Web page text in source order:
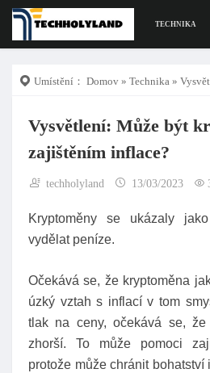
TECHNIKA
Umístění： Domov » Technika »
Vysvětlení: Může být
zajištěním inflace?
techholyland 13/03/2023
Kryptoměny se ukázaly
vydělat peníze.
Očekává se, že kryptoměna
úzký vztah s inflací v tom
tlak na ceny, očekává se, že
zhorší. To může pomoci
protože může chránit